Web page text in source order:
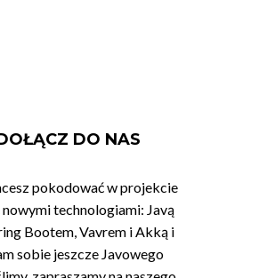
DO NAS
pokodować w projekcie
nowymi technologiami: Javą
Bootem, Vavrem i Akką i
sobie jeszcze Javowego